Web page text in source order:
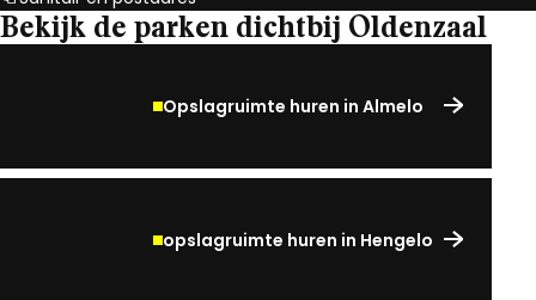
Bekijk de parken dichtbij Oldenzaal
Opslagruimte huren in Almelo
opslagruimte huren in Hengelo